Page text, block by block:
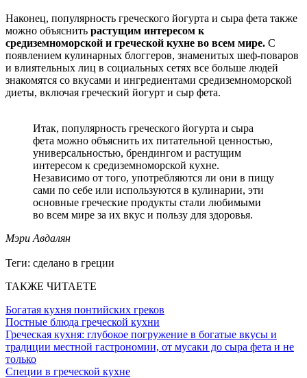
Наконец, популярность греческого йогурта и сыра фета также
можно объяснить растущим интересом к
средиземноморской и греческой кухне во всем мире. С
появлением кулинарных блоггеров, знаменитых шеф-поваров
и влиятельных лиц в социальных сетях все больше людей
знакомятся со вкусами и ингредиентами средиземноморской
диеты, включая греческий йогурт и сыр фета.
Итак, популярность греческого йогурта и сыра
фета можно объяснить их питательной ценностью,
универсальностью, брендингом и растущим
интересом к средиземноморской кухне.
Независимо от того, употребляются ли они в пищу
сами по себе или используются в кулинарии, эти
основные греческие продукты стали любимыми
во всем мире за их вкус и пользу для здоровья.
Мэри Авдалян
Теги: сделано в греции
ТАКЖЕ ЧИТАЕТЕ
Богатая кухня понтийских греков
Постные блюда греческой кухни
Греческая кухня: глубокое погружение в богатые вкусы и
традиции местной гастрономии, от мусаки до сыра фета и не
только
Специи в греческой кухне